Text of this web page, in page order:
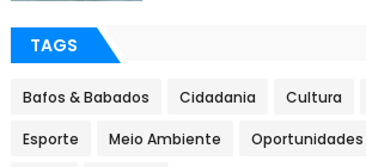
TAGS
Bafos & Babados Cidadania Cultura
Esporte Meio Ambiente Oportunidades